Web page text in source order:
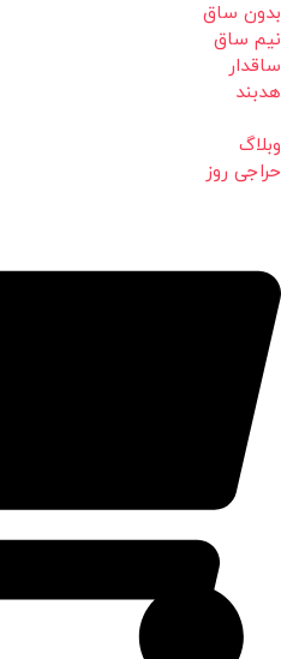
بدون ساق
نیم ساق
ساقدار
هدبند
وبلاگ
حراجی روز